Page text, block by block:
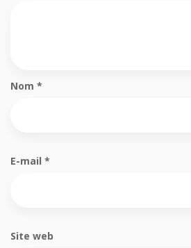
Nom *
E-mail *
Site web